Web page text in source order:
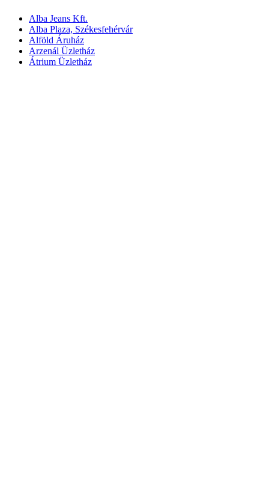
Alba Jeans Kft.
Alba Plaza, Székesfehérvár
Alföld Áruház
Arzenál Üzletház
Átrium Üzletház